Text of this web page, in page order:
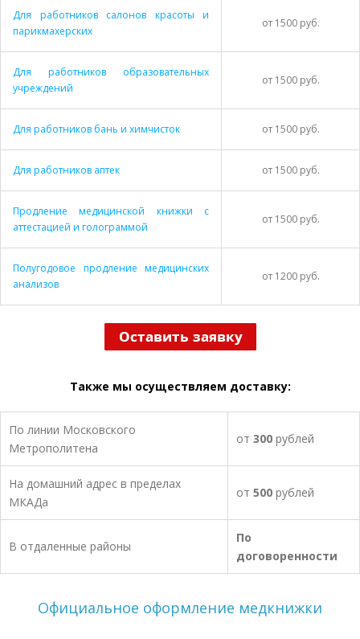
Для работников салонов красоты и
парикмахерских
от 1500 руб.
Для работников образовательных
учреждений
от 1500 руб.
Для работников бань и химчисток от 1500 руб.
Для работников аптек от 1500 руб.
Продление медицинской книжки с
аттестацией и голограммой
от 1500 руб.
Полугодовое продление медицинских
анализов
от 1200 руб.
Также мы осуществляем доставку:
По линии Московского
Метрополитена
от 300 рублей
На домашний адрес в пределах
МКАДа
от 500 рублей
В отдаленные районы
По
договоренности
Официальное оформление медкнижки